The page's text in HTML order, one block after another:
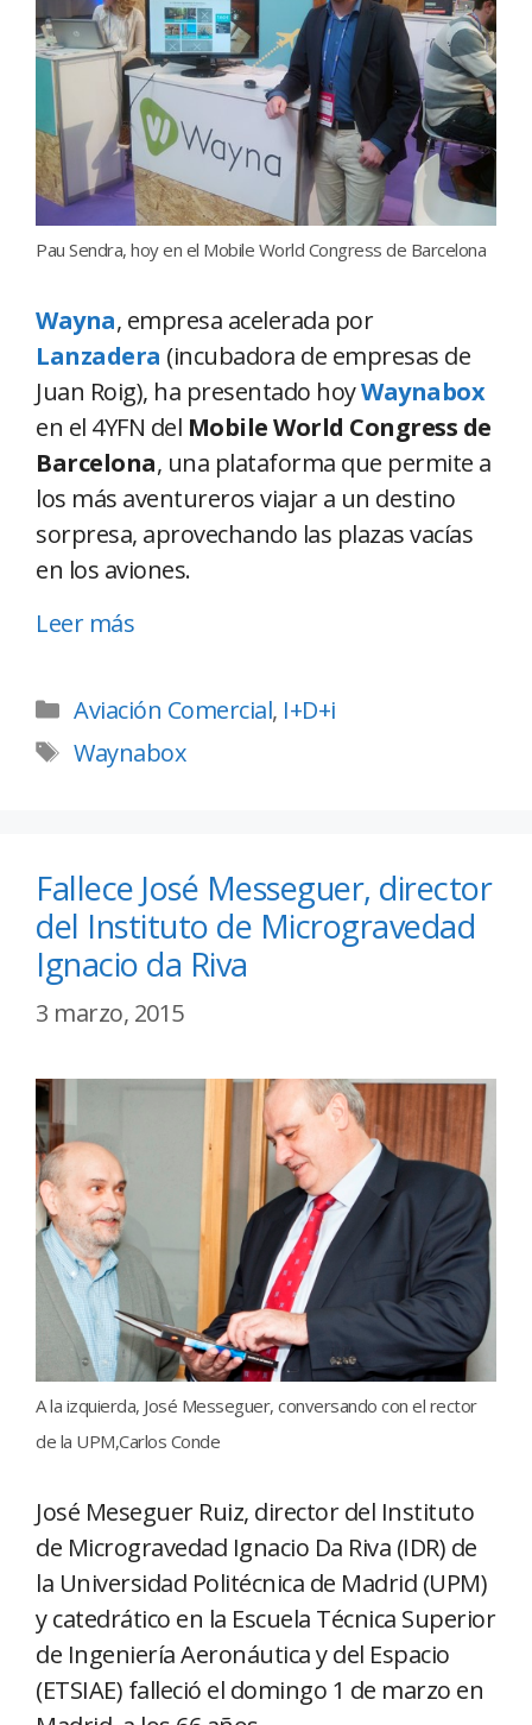
Pau Sendra, hoy en el Mobile World Congress de Barcelona
Wayna, empresa acelerada por
Lanzadera (incubadora de empresas de
Juan Roig), ha presentado hoyWaynabox
en el 4YFN del Mobile World Congress de
Barcelona, una plataforma que permite a
los más aventureros viajar a un destino
sorpresa, aprovechando las plazas vacías
en los aviones.
Leer más
Aviación Comercial, I+D+i
Waynabox
Fallece José Messeguer, director
del Instituto de Microgravedad
Ignacio da Riva
3 marzo, 2015
A la izquierda, José Messeguer, conversando con el rector
de la UPM,Carlos Conde
José Meseguer Ruiz, director del Instituto
de Microgravedad Ignacio Da Riva (IDR) de
la Universidad Politécnica de Madrid (UPM)
y catedrático en la Escuela Técnica Superior
de Ingeniería Aeronáutica y del Espacio
(ETSIAE) falleció el domingo 1 de marzo en